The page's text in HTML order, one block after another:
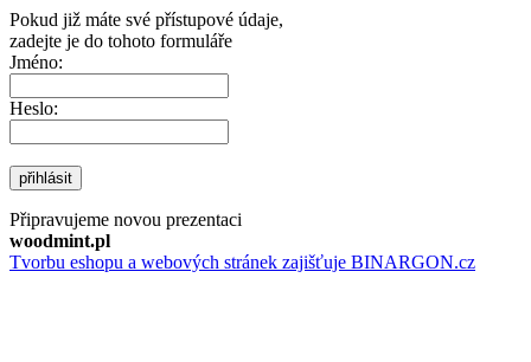
Pokud již máte své přístupové údaje,
zadejte je do tohoto formuláře
Jméno:
Heslo:
přihlásit
Připravujeme novou prezentaci
woodmint.pl
Tvorbu eshopu a webových stránek zajišťuje BINARGON.cz